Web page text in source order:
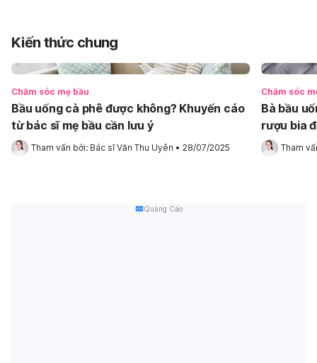
Kiến thức chung
Chăm sóc mẹ bầu
Bầu uống cà phê được không? Khuyến cáo
từ bác sĩ mẹ bầu cần lưu ý
Tham vấn bởi: Bác sĩ Văn Thu Uyên • 28/07/2025
Chăm sóc
Bà bầu
rượu bia
Tham
Quảng Cáo